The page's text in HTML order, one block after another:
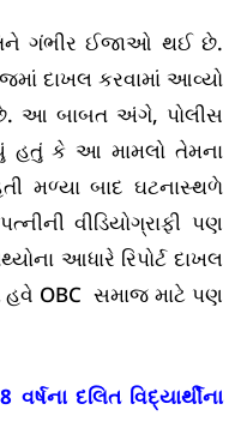
ગંભીર ઈજાઓ થઈ છે.
દાખલ કરવામાં આવ્યો
છે. આ બાબત અંગે, પોલીસ
હતું કે આ મામલો તેમના
મળ્યા બાદ ઘટનાસ્થળે
વીડિયોગ્રાફી પણ
આધારે રિપોર્ટ દાખલ
OBC સમાજ માટે પણ
દલિત વિદ્યાર્થીના